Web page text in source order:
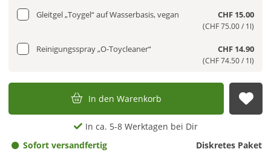
Gleitgel „Toygel“ auf Wasserbasis, vegan CHF 15.00
(CHF 75.00 / 1l)
Reinigungsspray „O-Toycleaner“ CHF 14.90
(CHF 74.50 / 1l)
In den Warenkorb
In ca. 5-8 Werktagen bei Dir
Sofort versandfertig
Diskretes Paket